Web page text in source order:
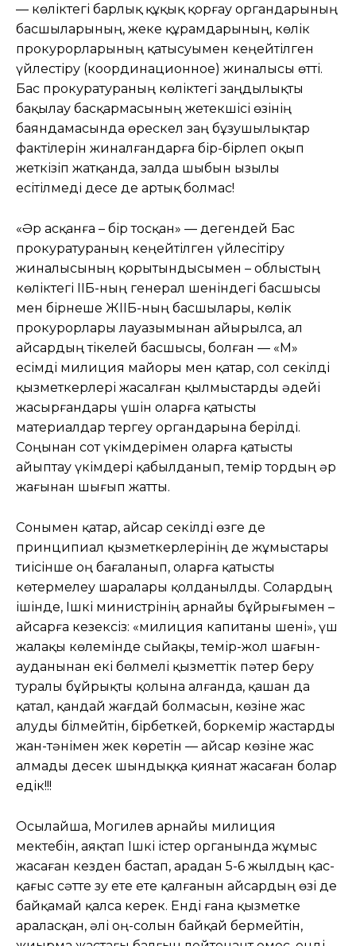
— көліктегі барлық құқық қорғау органдарының
басшыларының, жеке құрамдарының, көлік
прокурорларының қатысуымен кеңейтілген
үйлестіру (координационное) жиналысы өтті.
Бас прокуратураның көліктегі заңдылықты
бақылау басқармасының жетекшісі өзінің
баяндамасында өрескел заң бұзушылықтар
фактілерін жиналғандарға бір-бірлеп оқып
жеткізіп жатқанда, залда шыбын ызылы
есітілмеді десе де артық болмас!
«Әр асқанға – бір тосқан» — дегендей Бас
прокуратураның кеңейтілген үйлесітіру
жиналысының қорытындысымен – облыстың
көліктегі ІІБ-ның генерал шеніндегі басшысы
мен бірнеше ЖІІБ-ның басшылары, көлік
прокурорлары лауазымынан айырылса, ал
Қайсардың тікелей басшысы, болған — «М»
есімді милиция майоры мен қатар, сол секілді
қызметкерлері жасалған қылмыстарды әдейі
жасырғандары үшін оларға қатысты
материалдар тергеу органдарына берілді.
Соңынан сот үкімдерімен оларға қатысты
айыптау үкімдері қабылданып, темір тордың әр
жағынан шығып жатты.
Сонымен қатар, Қайсар секілді өзге де
принципиал қызметкерлерінің де жұмыстары
тиісінше оң бағаланып, оларға қатысты
көтермелеу шаралары қолданылды. Солардың
ішінде, Ішкі министрінің арнайы бұйрығымен –
Қайсарға кезексіз: «милиция капитаны шені», үш
жалақы көлемінде сыйақы, темір-жол шағын-
ауданынан екі бөлмелі қызметтік пәтер беру
туралы бұйрықты қолына алғанда, қашан да
қатал, қандай жағдай болмасын, көзіне жас
алуды білмейтін, бірбеткей, боркемір жастарды
жан-тәнімен жек көретін — Қайсар көзіне жас
алмады десек шындыққа қиянат жасаған болар
едік!!!
Осылайша, Могилев арнайы милиция
мектебін, аяқтап Ішкі істер органында жұмыс
жасаған кезден бастап, арадан 5-6 жылдың қас-
қағыс сәтте зу ете ете қалғанын Қайсардың өзі де
байқамай қалса керек. Енді ғана қызметке
араласқан, әлі оң-солын байқай бермейтін,